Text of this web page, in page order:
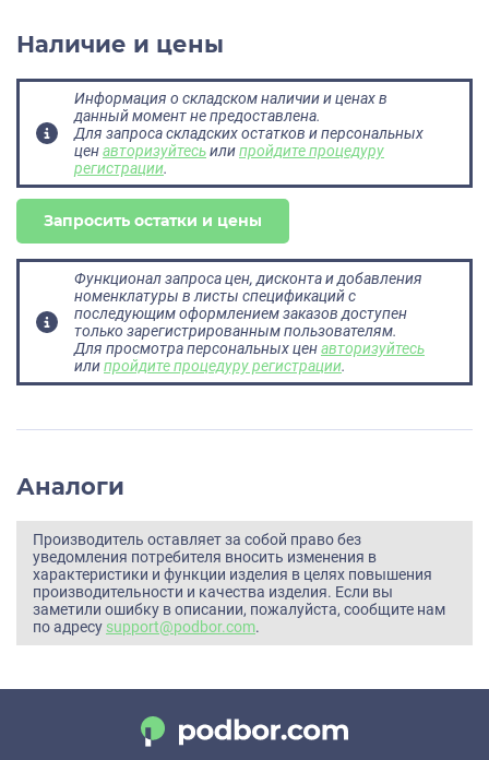
Наличие и цены
Информация о складском наличии и ценах в
данный момент не предоставлена.
Для запроса складских остатков и персональных
ценавторизуйтесьилипройдите процедуру
регистрации.
Запросить остатки и цены
Функционал запроса цен, дисконта и добавления
номенклатуры в листы спецификаций с
последующим оформлением заказов доступен
только зарегистрированным пользователям.
Для просмотра персональных ценавторизуйтесь
илипройдите процедуру регистрации.
Аналоги
Производитель оставляет за собой право без
уведомления потребителя вносить изменения в
характеристики и функции изделия в целях повышения
производительности и качества изделия. Если вы
заметили ошибку в описании, пожалуйста, сообщите нам
по адресу support@podbor.com.